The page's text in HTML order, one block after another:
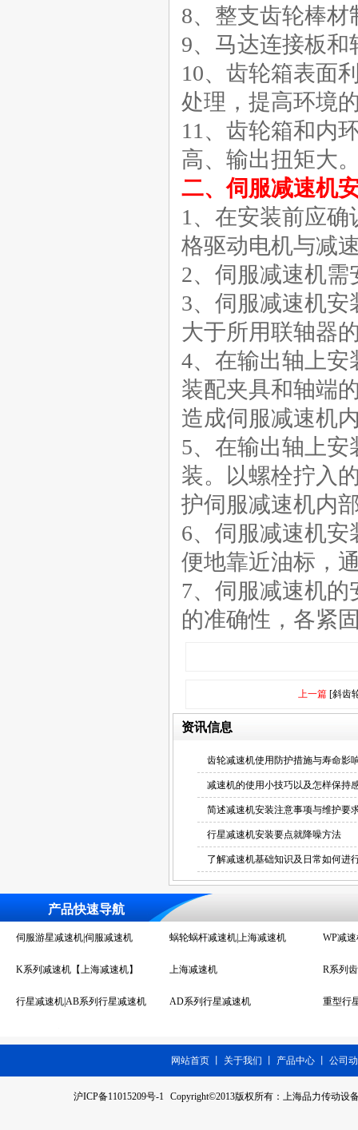
8、整支齿轮棒
9、马达连接板
10、齿轮箱表面
处理，提高环境
11、齿轮箱和内
高、输出扭矩大
二、伺服减速机
1、在安装前应
格驱动电机与减
2、伺服减速机
3、伺服减速机
大于所用联轴器
4、在输出轴上
装配夹具和轴端
造成伺服减速机
5、在输出轴上
装。以螺栓拧入
护伺服减速机内
6、伺服减速机
便地靠近油标，
7、伺服减速机
的准确性，各紧
上一篇 [斜齿
资讯信息
齿轮减速机使用防护措施与寿命影
减速机的使用小技巧以及怎样保持
简述减速机安装注意事项与维护要
行星减速机安装要点就降噪方法
了解减速机基础知识及日常如何进
产品快速导航
铝壳蜗轮减速机|减速机厂 X系列摆线减速机 伺服行
WB摆线减速机|减速机厂 RV系列蜗轮蜗杆减速机|减速机 卧式齿
网站首页丨 关于我们 产品中心丨 公司
沪ICP备11015209号-1Copyright©2013版权所有：上海品力传动设